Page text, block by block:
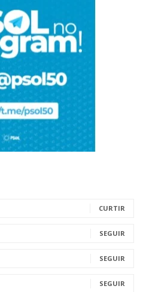
CURTIR
SEGUIR
SEGUIR
SEGUIR